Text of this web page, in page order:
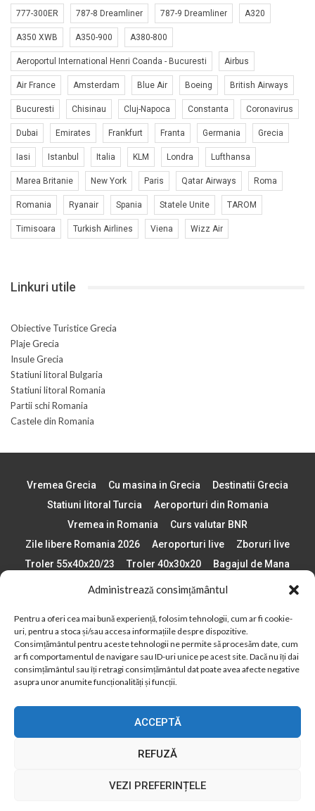
Administrează consimțământul
Pentru a oferi cea mai bună experiență, folosim tehnologii, cum ar fi cookie-
uri, pentru a stoca și/sau accesa informațiile despre dispozitive.
Consimțământul pentru aceste tehnologii ne permite să procesăm date, cum
ar fi comportamentul de navigare sau ID-uri unice pe acest site. Dacă nu îți dai
consimțământul sau îți retragi consimțământul dat poate avea afecte negative
asupra unor anumite funcționalități și funcții.
ACCEPTĂ
REFUZĂ
VEZI PREFERINȚELE
777-300ER 787-8 Dreamliner 787-9 Dreamliner A320
A350 XWB A350-900 A380-800
Aeroportul International Henri Coanda - Bucuresti Airbus
Air France Amsterdam Blue Air Boeing British Airways
Bucuresti Chisinau Cluj-Napoca Constanta Coronavirus
Dubai Emirates Frankfurt Franta Germania Grecia
Iasi Istanbul Italia KLM Londra Lufthansa
Marea Britanie New York Paris Qatar Airways Roma
Romania Ryanair Spania Statele Unite TAROM
Timisoara Turkish Airlines Viena Wizz Air
Linkuri utile
Obiective Turistice Grecia
Plaje Grecia
Insule Grecia
Statiuni litoral Bulgaria
Statiuni litoral Romania
Partii schi Romania
Castele din Romania
Vremea Grecia Cu masina in Grecia
Destinatii Grecia
Statiuni litoral Turcia
Aeroporturi din Romania
Vremea in Romania
Curs valutar BNR
Zile libere Romania 2026
Aeroporturi live
Zboruri live
Troler 55x40x20/23
Troler 40x30x20
Bagajul de Mana
Paste 2026
Cele mai bune telefoane
Plaje din Europa
Concerte Romania 2025
Asigurare de calatorie
Când se schimba ora în 2026
Calendar Formula 1 sezon 2026
Boarding Pass
Despre AirlinesTravel.ro
Politică cookie-uri (UE)
Cookie Policy (AU)
Politică cookie-uri (ZA)
Politică cookie-uri (Canada)
Politică cookie-uri (BR)
2012 - 2025 © Toate drepturile rezervate